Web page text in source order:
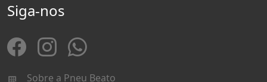
Siga-nos
Sobre a Pneu Beato